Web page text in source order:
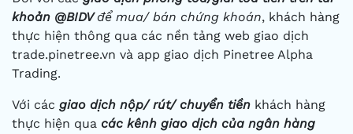
khoản @BIDVđể mua/ bán chứng khoán, khách hàng
thực hiện thông qua các nền tảng web giao dịch
trade.pinetree.vn và app giao dịch Pinetree Alpha
Trading.
Với các giao dịch nộp/ rút/ chuyển tiền khách hàng
thực hiện qua các kênh giao dịch của ngân hàng